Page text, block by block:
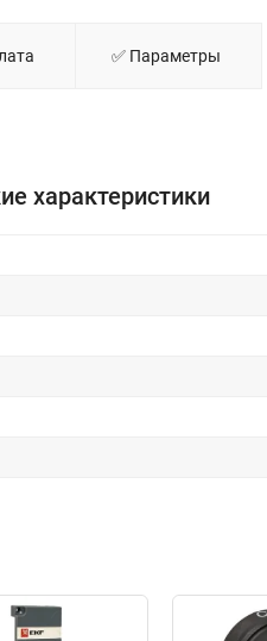
✅ Параметры
характеристики